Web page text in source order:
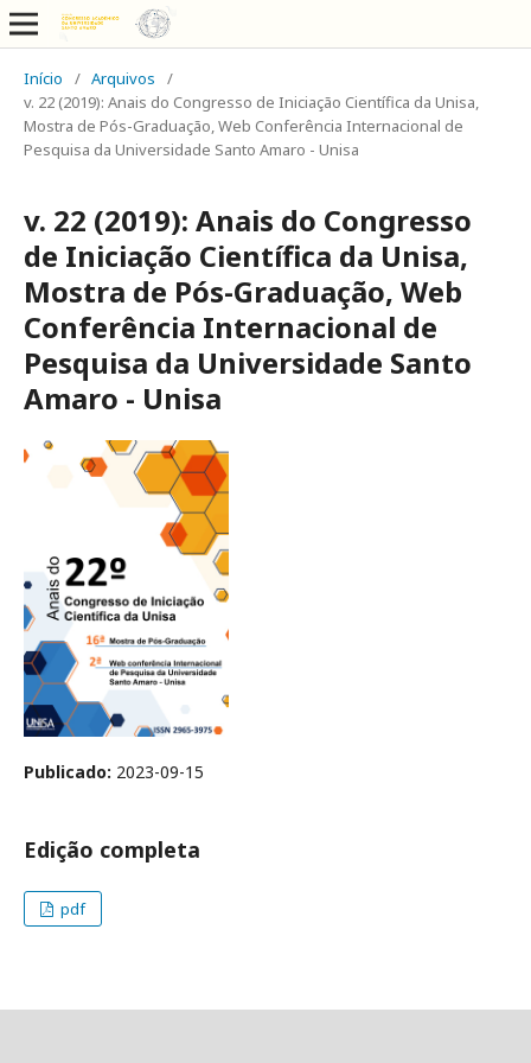
Início / Arquivos
/
v. 22 (2019): Anais do Congresso de Iniciação Científica da Unisa,
Mostra de Pós-Graduação, Web Conferência Internacional de
Pesquisa da Universidade Santo Amaro - Unisa
v. 22 (2019): Anais do Congresso
de Iniciação Científica da Unisa,
Mostra de Pós-Graduação, Web
Conferência Internacional de
Pesquisa da Universidade Santo
Amaro - Unisa
Publicado: 2023-09-15
Edição completa
pdf